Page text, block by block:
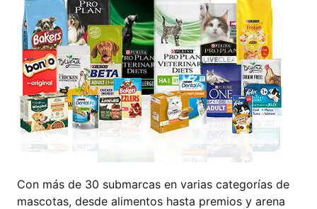
Con más de 30 submarcas en varias categorías de
mascotas, desde alimentos hasta premios y arena